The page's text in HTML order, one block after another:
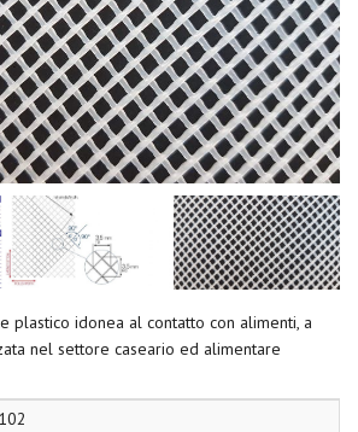
plastico idonea al contatto con alimenti, a
nel settore caseario ed alimentare